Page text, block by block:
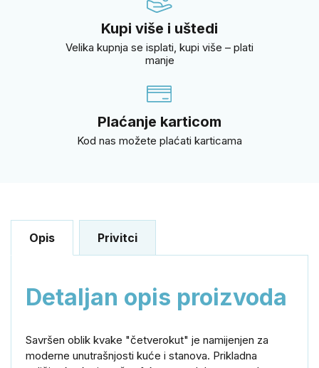
Kupi više i uštedi
Velika kupnja se isplati, kupi više – plati
manje
Plaćanje karticom
Kod nas možete plaćati karticama
Opis Privitci
Detaljan opis proizvoda
Savršen oblik kvake "četverokut" je namijenjen za
moderne unutrašnjosti kuće i stanova. Prikladna